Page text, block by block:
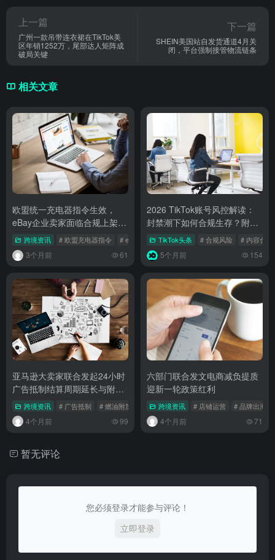
上一篇
广州一款吊带连衣裙在TikTok美
区年销1252万，尾部达人矩阵成
破局关键
下一篇
SHEIN美国站自发货通道4月关
闭，平台强制接管物流链条
相关文章
欧盟统一充电器指令生效，
eBay企业卖家面临合规上架新
门槛跨境资讯 # 欧盟充电器指令 # eBay合规 # 欧洲市场
3个月前 61
2026 TikTok账号风控解读：
封禁潮下如何合规生存？附实
操指南
TikTok头条 # 合规风险 # 内容合规
5个月前 154
亚马逊大卖家联合发起24小时
广告抵制结算周期延长与附加
费成导火索
跨境资讯 # 广告抵制 # 燃油附加费 # 亚马逊卖家
4个月前 99
六部门联合发文电商减负提质
迎新一轮政策红利
跨境资讯 # 店铺运营 # 品牌出海
4个月前 71
暂无评论
您必须登录才能参与评论！
立即登录